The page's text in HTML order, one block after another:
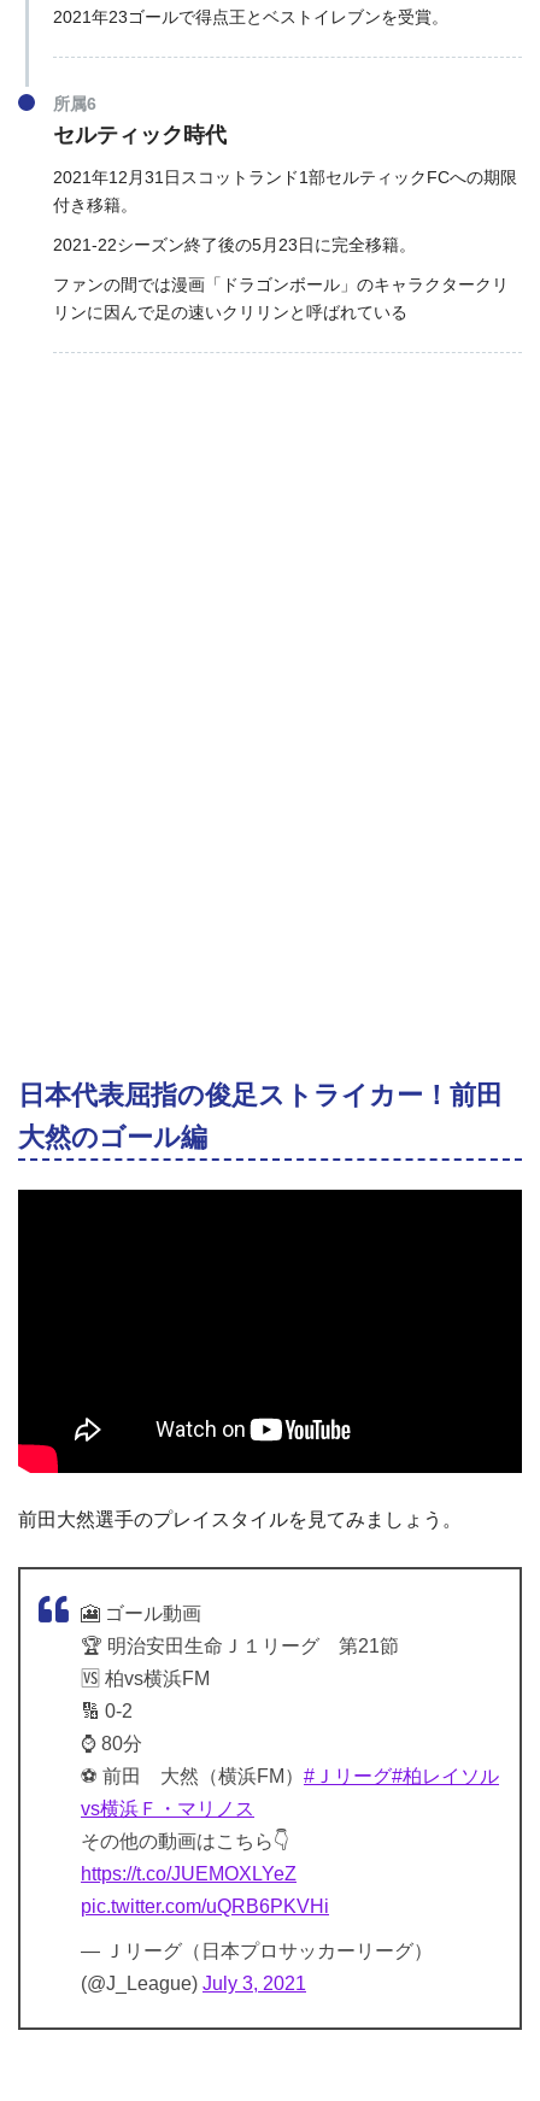
2021年23ゴールで得点王とベストイレブンを受賞。
所属6
セルティック時代
2021年12月31日スコットランド1部セルティックFCへの期限
付き移籍。
2021-22シーズン終了後の5月23日に完全移籍。
ファンの間では漫画「ドラゴンボール」のキャラクタークリ
リンに因んで足の速いクリリンと呼ばれている
日本代表屈指の俊足ストライカー！前田
大然のゴール編
前田大然選手のプレイスタイルを見てみましょう。
🎦 ゴール動画
🏆 明治安田生命Ｊ１リーグ 第21節
🆚 柏vs横浜FM
🔢 0-2
⌚️ 80分
⚽️ 前田 大然（横浜FM） #Ｊリーグ#柏レイソル
vs横浜Ｆ・マリノス
その他の動画はこちら👇
https://t.co/JUEMOXLYeZ
pic.twitter.com/uQRB6PKVHi
— Ｊリーグ（日本プロサッカーリーグ）
(@J_League) July 3, 2021